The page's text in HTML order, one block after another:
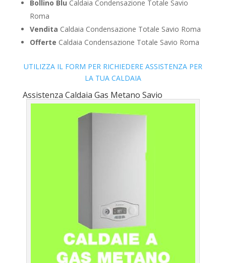
Bollino Blu Caldaia Condensazione Totale Savio
Roma
Vendita Caldaia Condensazione Totale Savio Roma
Offerte Caldaia Condensazione Totale Savio Roma
UTILIZZA IL FORM PER RICHIEDERE ASSISTENZA PER
LA TUA CALDAIA
Assistenza Caldaia Gas Metano Savio